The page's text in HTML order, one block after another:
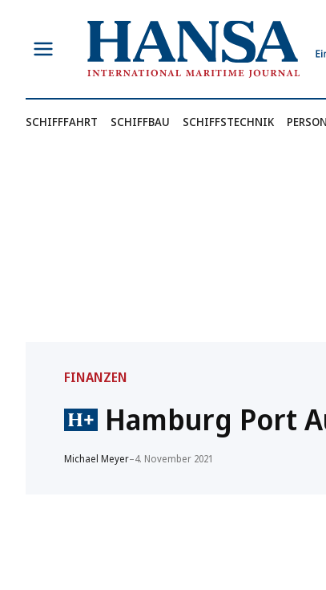
springen
SCHIFFFAHRT SCHIFFBAU SCHIFFSTECHNIK
FINANZEN
Hamburg Port
Michael Meyer–4. November 2021